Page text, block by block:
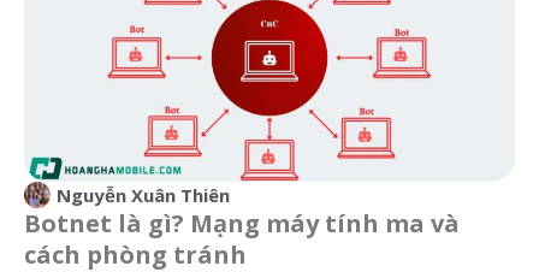
Nguyễn Xuân Thiên
Botnet là gì? Mạng máy tính ma và
cách phòng tránh